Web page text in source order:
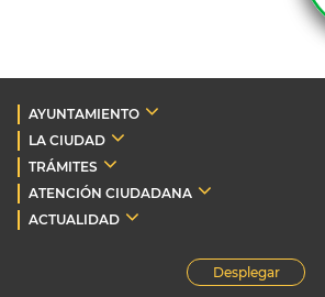
AYUNTAMIENTO
LA CIUDAD
TRÁMITES
ATENCIÓN CIUDADANA
ACTUALIDAD
Desplegar